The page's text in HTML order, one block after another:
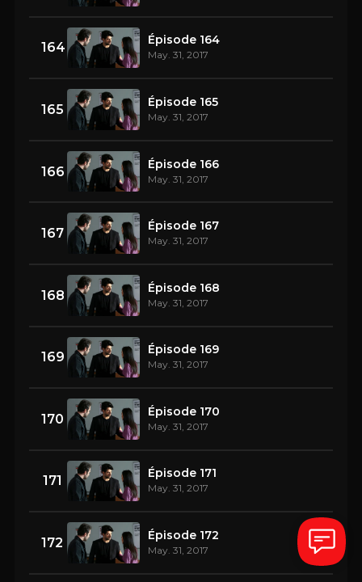
164 Épisode 164
May. 31, 2017
165 Épisode 165
May. 31, 2017
166 Épisode 166
May. 31, 2017
167 Épisode 167
May. 31, 2017
168 Épisode 168
May. 31, 2017
169 Épisode 169
May. 31, 2017
170 Épisode 170
May. 31, 2017
171 Épisode 171
May. 31, 2017
172 Épisode 172
May. 31, 2017